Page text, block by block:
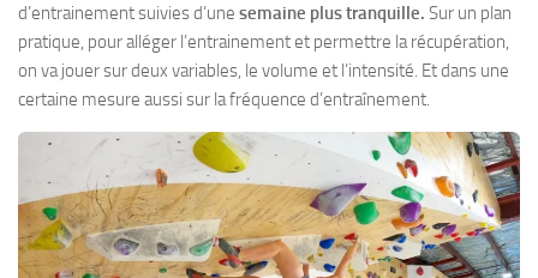
d’entrainement suivies d’une semaine plus tranquille. Sur un plan
pratique, pour alléger l’entrainement et permettre la récupération,
on va jouer sur deux variables, le volume et l’intensité. Et dans une
certaine mesure aussi sur la fréquence d’entraînement.